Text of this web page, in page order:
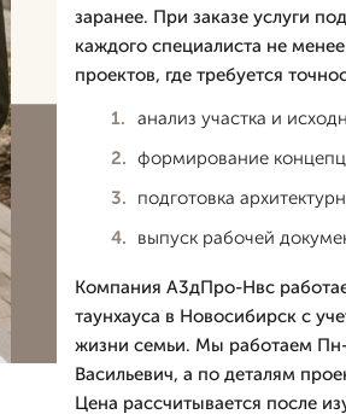
заранее. При заказе услуги
каждого специалиста не
проектов, где требуется
анализ участка и
формирование
подготовка
выпуск рабочей
Компания А3дПро-Нвс
таунхауса в Новосибирск с
жизни семьи. Мы работаем
Васильевич, а по деталям
Цена рассчитывается после